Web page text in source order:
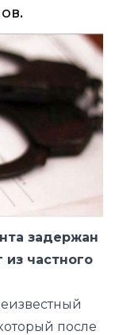
задержан
частного
после